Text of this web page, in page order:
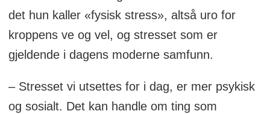
det hun kaller «fysisk stress», altså uro for
kroppens ve og vel, og stresset som er
gjeldende i dagens moderne samfunn.
– Stresset vi utsettes for i dag, er mer psykisk
og sosialt. Det kan handle om ting som